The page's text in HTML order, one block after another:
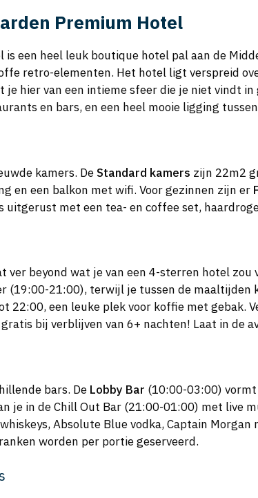
Premium Hotel
is een heel leuk boutique hotel pal aan de
retro-elementen. Het hotel ligt verspreid
je hier van een intieme sfeer die je niet vindt
en bars, en een heel mooie ligging
kamers. DeStandard kamers zijn 22m2
en een balkon met wifi. Voor gezinnen zijn er
uitgerust met een tea- en coffee set,
ver beyond wat je van een 4-sterren hotel
(19:00-21:00), terwijl je tussen de maaltijden
22:00, een leuke plek voor koffie met gebak.
bij verblijven van 6+ nachten! Laat in de
bars. De Lobby Bar (10:00-03:00)
je in de Chill Out Bar (21:00-01:00) met live
Absolute Blue vodka, Captain
worden per portie geserveerd.